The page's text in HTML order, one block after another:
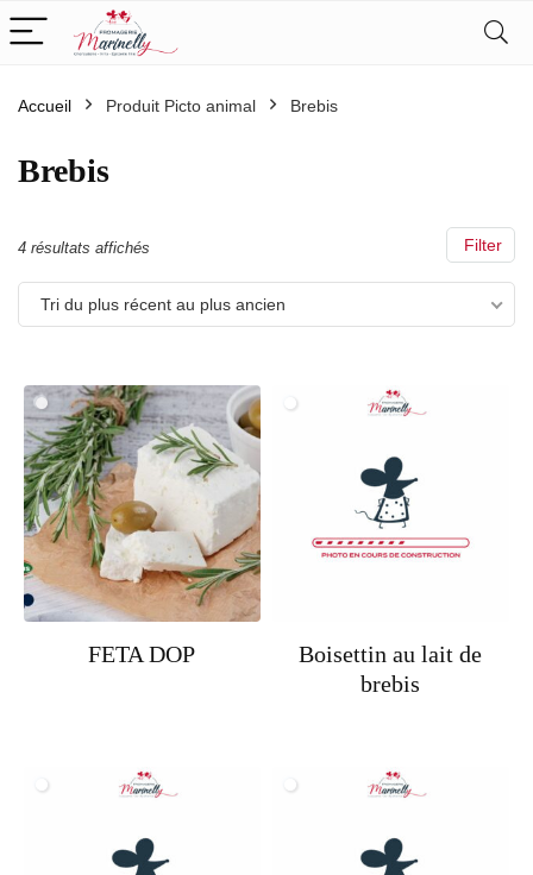
Accueil Produit Picto animal Brebis
Brebis
Filter
4 résultats affichés
du
plus
plus
ancien
Tri du plus récent au plus ancien
FETA DOP
Boisettin au lait de
brebis